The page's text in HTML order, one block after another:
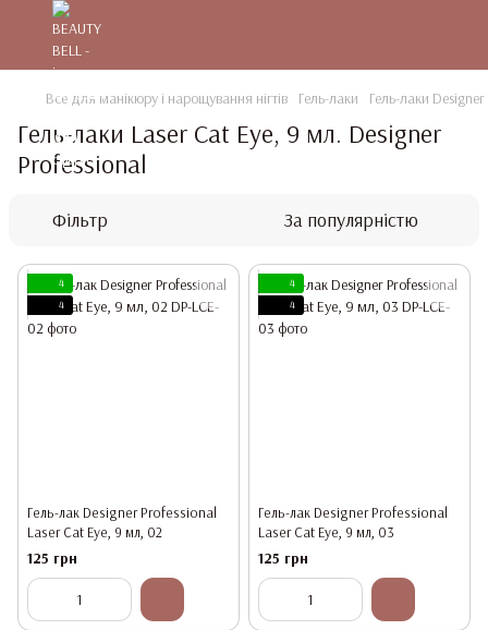
Все для манікюру і нарощування нігтів Гель-лаки Гель-лаки
Гель-лаки Laser Cat Eye, 9 мл. Designer
Professional
Фільтр За популярністю
4
4
Гель-лак Designer Professional
Laser Cat Eye, 9 мл, 02
125 грн
4
4
Гель-лак Designer Professional
Laser Cat Eye, 9 мл, 03
125 грн